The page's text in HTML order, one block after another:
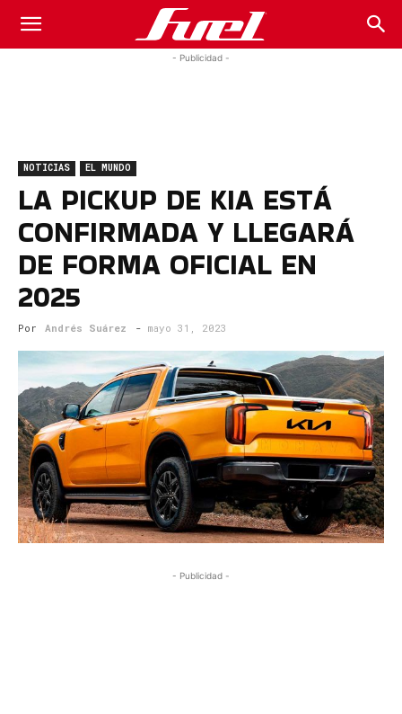
Fuel
Magazine
- Publicidad -
NOTICIAS EL MUNDO
LA PICKUP DE KIA ESTÁ
CONFIRMADA Y LLEGARÁ
DE FORMA OFICIAL EN
2025
Por Andrés Suárez - mayo 31, 2023
- Publicidad -